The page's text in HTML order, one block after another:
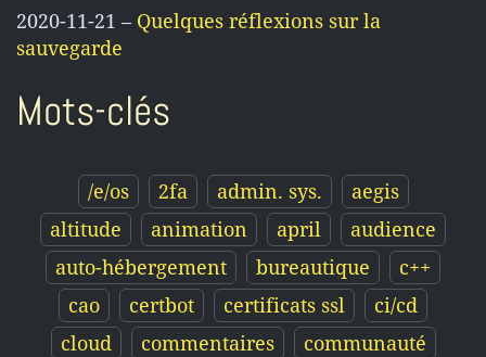
2020-11-21 – Quelques réflexions sur la
sauvegarde
Mots-clés
/e/os 2fa admin. sys.
aegis
altitude
animation april
audience
auto-hébergement
bureautique
c++
cao
certbot certificats ssl
ci/cd
cloud
commentaires
communauté